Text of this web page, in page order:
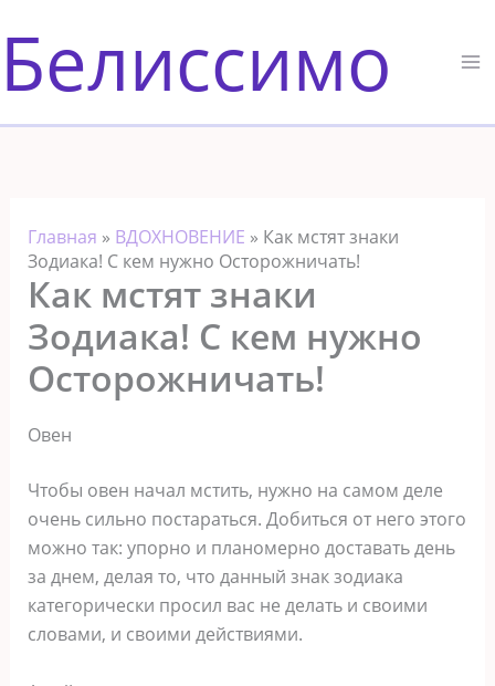
к
содержимому
Белиссимо
Главная » ВДОХНОВЕНИЕ » Как мстят знаки
Зодиака! С кем нужно Осторожничать!
Как мстят знаки
Зодиака! С кем нужно
Осторожничать!
Овен
Чтобы овен начал мстить, нужно на самом деле
очень сильно постараться. Добиться от него этого
можно так: упорно и планомерно доставать день
за днем, делая то, что данный знак зодиака
категорически просил вас не делать и своими
словами, и своими действиями.